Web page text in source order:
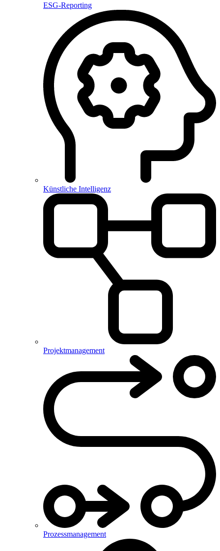
ESG-Reporting
Künstliche Intelligenz
Projektmanagement
Prozessmanagement